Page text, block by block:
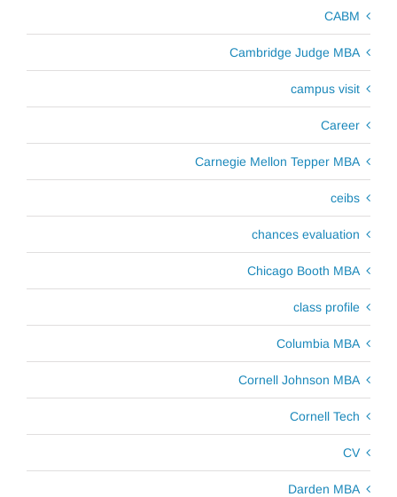
CABM
Cambridge Judge MBA
campus visit
Career
Carnegie Mellon Tepper MBA
ceibs
chances evaluation
Chicago Booth MBA
class profile
Columbia MBA
Cornell Johnson MBA
Cornell Tech
CV
Darden MBA